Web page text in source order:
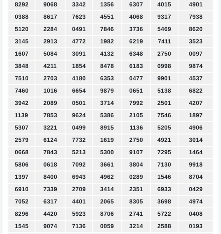
8292
9068 3342 1356 6307 4015
4901
0388
8617 7623 4551 4068 9317
7938
5120
2284 0491 7846 3736 5469
8620
3145
2913 4772 1982 6219 7411
3523
1607
5084 3091 4132 6348 2750
0097
3848
4211 1854 8478 6183 0998
9874
7510
2703 4180 6353 0477 9901
4537
7460
1016 6654 9879 0651 5138
6822
3942
2089 0501 3714 7992 2501
4207
1139
7853 9624 5386 2105 7546
1897
5307
3221 0499 8915 1136 5205
4906
2579
6124 7732 1619 2750 4921
3014
0668
7843 5213 5300 9107 7295
1464
5806
0618 7092 3661 3804 7130
9918
1397
8400 6943 4962 0289 1546
8704
6910
7339 2709 3414 2351 6933
0429
7052
6317 4401 2065 8305 3698
4974
8296
4420 5923 8706 2741 5722
0408
1545
9074 7136 0059 3214 2588
0193